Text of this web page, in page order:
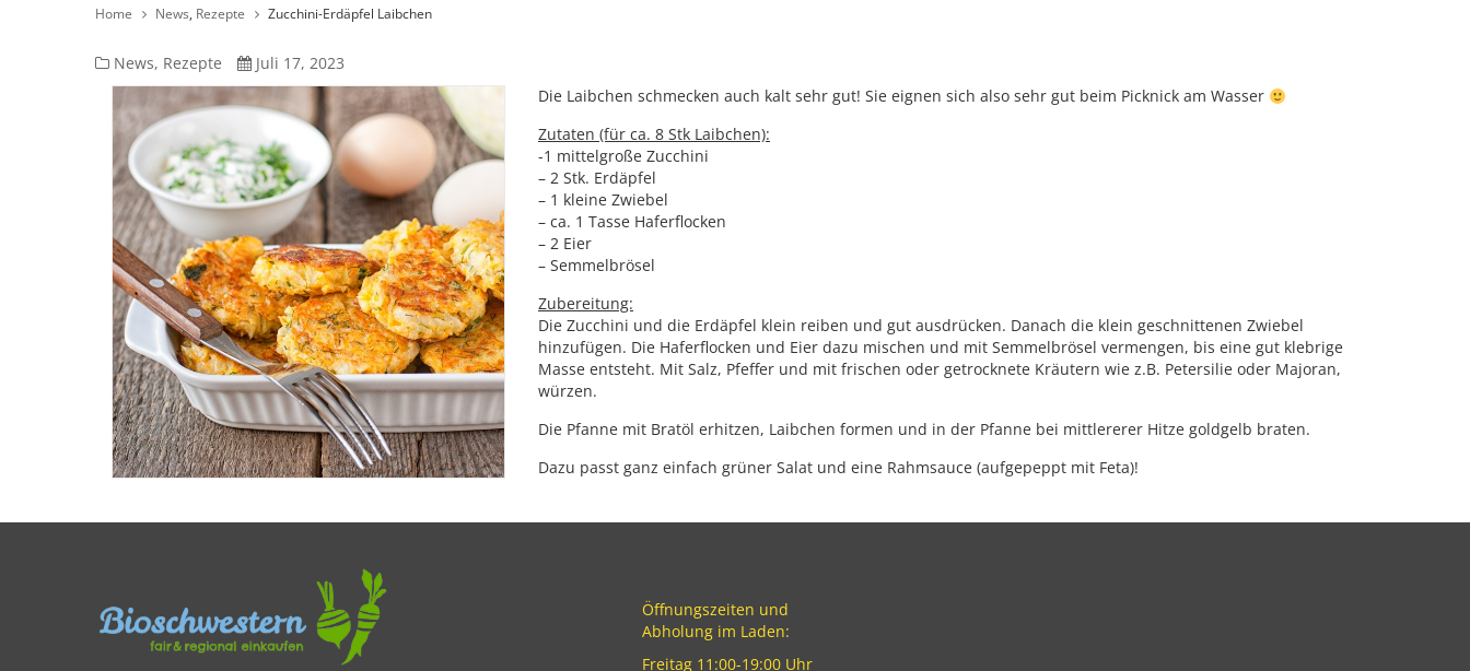
Home News, Rezepte Zucchini-Erdäpfel Laibchen
Zucchini-
Erdäpfel
Laibchen
News, Rezepte
Juli 17, 2023
Die Laibchen schmecken auch kalt sehr gut! Sie eignen sich also sehr gut beim Picknick am Wasser
Zutaten (für ca. 8 Stk Laibchen):
-1 mittelgroße Zucchini
– 2 Stk. Erdäpfel
– 1 kleine Zwiebel
– ca. 1 Tasse Haferflocken
– 2 Eier
– Semmelbrösel
Zubereitung:
Die Zucchini und die Erdäpfel klein reiben und gut ausdrücken. Danach die klein geschnittenen Zwiebel
hinzufügen. Die Haferflocken und Eier dazu mischen und mit Semmelbrösel vermengen, bis eine gut klebrige
Masse entsteht. Mit Salz, Pfeffer und mit frischen oder getrocknete Kräutern wie z.B. Petersilie oder Majoran,
würzen.
Die Pfanne mit Bratöl erhitzen, Laibchen formen und in der Pfanne bei mittlererer Hitze goldgelb braten.
Dazu passt ganz einfach grüner Salat und eine Rahmsauce (aufgepeppt mit Feta)!
Öffnungszeiten und
Abholung im Laden:
Freitag 11:00-19:00 Uhr